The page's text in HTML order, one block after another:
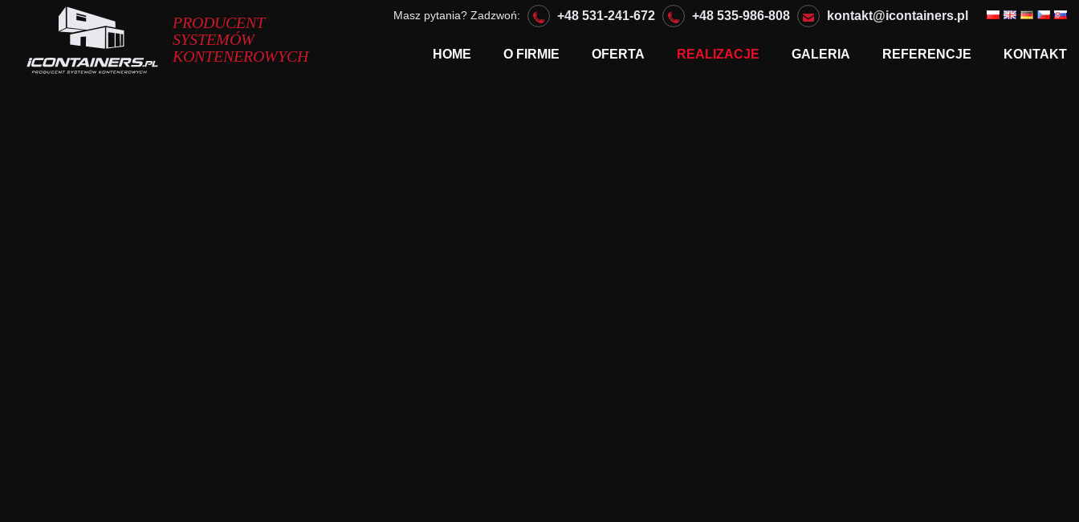
Masz pytania? Zadzwoń: +48 531-241-672 +48 535-986-808 kontakt@icontainers.pl
PRODUCENT
SYSTEMÓW
KONTENEROWYCH
HOME O FIRMIE OFERTA REALIZACJE GALERIA REFERENCJE KONTAKT